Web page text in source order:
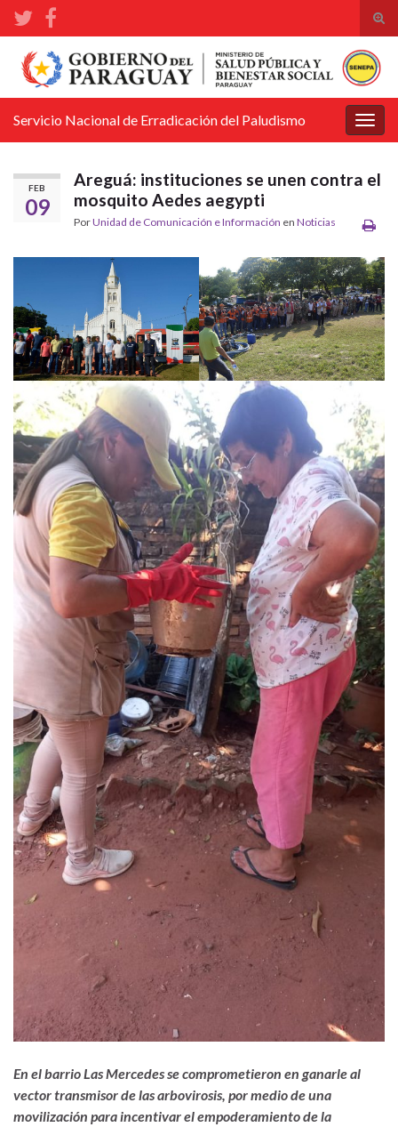
el
de
Search for:
la
Servicio Nacional de Erradicación del Paludismo
FEB
09
Areguá: instituciones se unen contra el
mosquito Aedes aegypti
PorUnidad de Comunicación e Información en Noticias
En el barrio Las Mercedes se comprometieron en ganarle al
vector transmisor de las arbovirosis, por medio de una
movilización para incentivar el empoderamiento de la